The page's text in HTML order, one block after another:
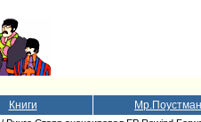
Книги Мр.Поустман